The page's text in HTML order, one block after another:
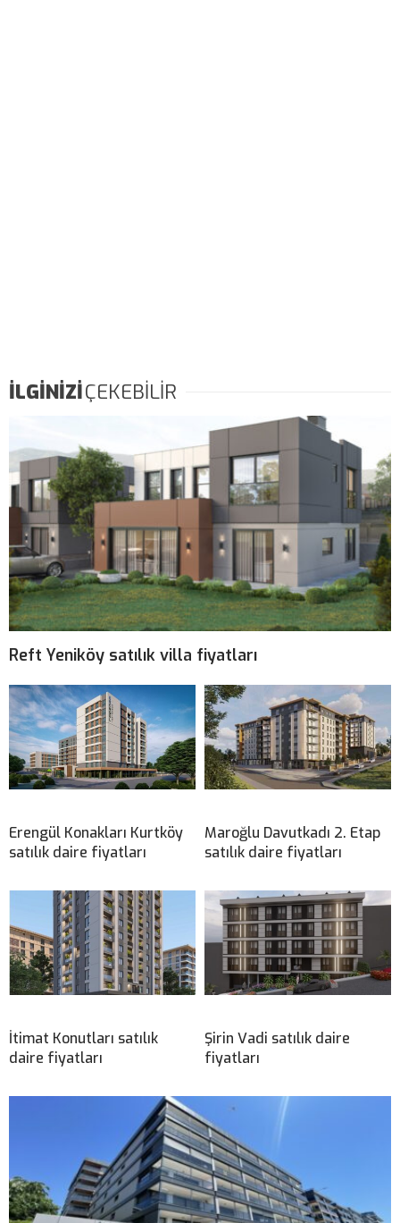
İLGİNİZİÇEKEBİLİR
Reft Yeniköy satılık villa fiyatları
Erengül Konakları Kurtköy
satılık daire fiyatları
Maroğlu Davutkadı 2. Etap
satılık daire fiyatları
İtimat Konutları satılık
daire fiyatları
Şirin Vadi satılık daire
fiyatları